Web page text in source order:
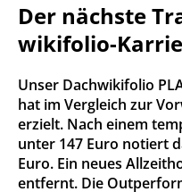
Der nächste
wikifolio-
Unser Dachwikifolio
hat im Vergleich zur
erzielt. Nach einem
unter 147 Euro notiert
Euro. Ein neues
entfernt. Die